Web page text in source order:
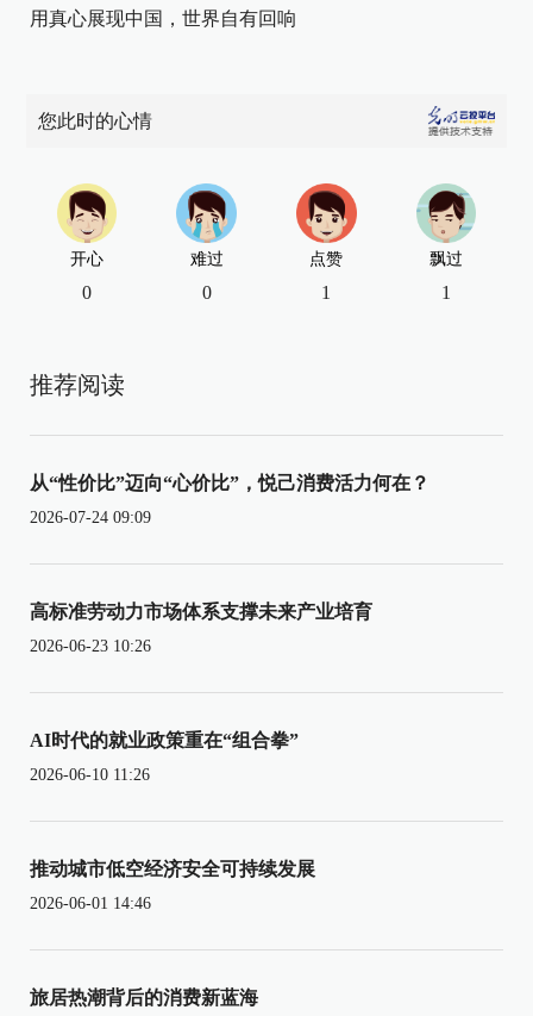
用真心展现中国，世界自有回响
您此时的心情
开心
0
难过
0
点赞
1
飘过
1
推荐阅读
从“性价比”迈向“心价比”，悦己消费活力何在？
2026-07-24 09:09
高标准劳动力市场体系支撑未来产业培育
2026-06-23 10:26
AI时代的就业政策重在“组合拳”
2026-06-10 11:26
推动城市低空经济安全可持续发展
2026-06-01 14:46
旅居热潮背后的消费新蓝海